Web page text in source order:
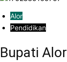
Alor
Pendidikan
Bupati